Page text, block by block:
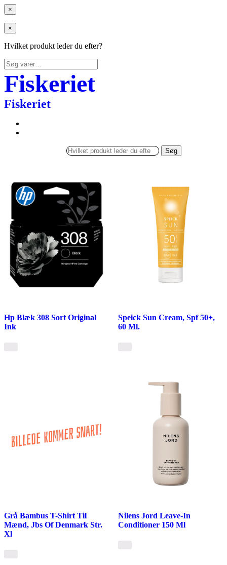
×
×
Hvilket produkt leder du efter?
Søg
efter:
Fiskeriet
Fiskeriet
Søg
Hp Blæk 308 Sort Original
Ink
Speick Sun Cream, Spf 50+,
60 Ml.
Grå Bambus T-Shirt Til
Mænd, Jbs Of Denmark Str.
Xl
Nilens Jord Leave-In
Conditioner 150 Ml